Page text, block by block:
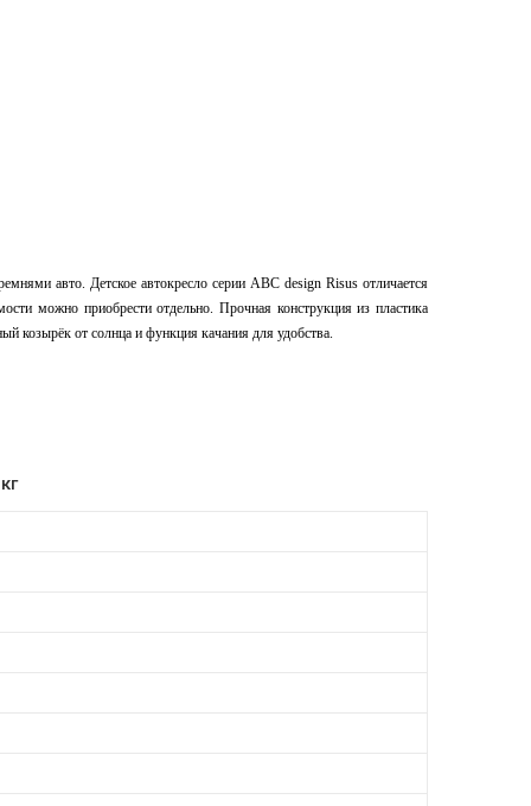
авто. Детское автокресло серии ABC design Risus отличается
можно приобрести отдельно. Прочная конструкция из пластика
козырёк от солнца и функция качания для удобства.